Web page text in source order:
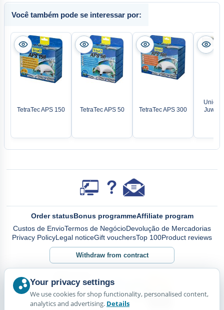
Você também pode se interessar por:
TetraTec APS 150 TetraTec APS 50 TetraTec APS 300
Juwel
Order statusBonus programmeAffiliate program
Custos de EnvioTermos de NegócioDevolução de Mercadorias
Privacy PolicyLegal noticeGift vouchersTop 100Product reviews
Withdraw from contract
Your privacy settings
We use cookies for shop functionality, personalised content,
analytics and advertising. Details